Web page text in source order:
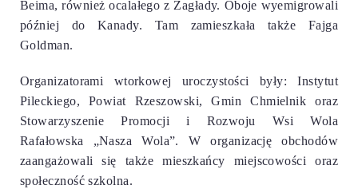
Beima, również ocalałego z Zagłady. Oboje wyemigrowali
później do Kanady. Tam zamieszkała także Fajga
Goldman.
Organizatorami wtorkowej uroczystości były: Instytut
Pileckiego, Powiat Rzeszowski, Gmin Chmielnik oraz
Stowarzyszenie Promocji i Rozwoju Wsi Wola
Rafałowska „Nasza Wola”. W organizację obchodów
zaangażowali się także mieszkańcy miejscowości oraz
społeczność szkolna.